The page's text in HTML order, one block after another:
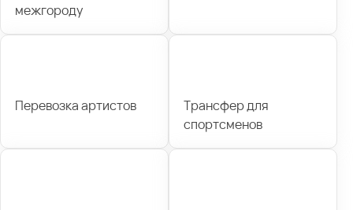
межгороду
Перевозка артистов
Трансфер для
спортсменов